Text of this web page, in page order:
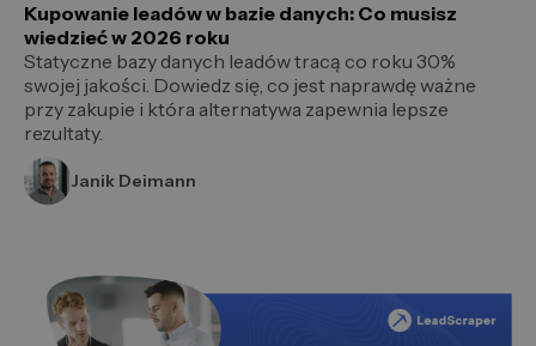
Kupowanie leadów w bazie danych: Co musisz
wiedzieć w 2026 roku
Statyczne bazy danych leadów tracą co roku 30%
swojej jakości. Dowiedz się, co jest naprawdę ważne
przy zakupie i która alternatywa zapewnia lepsze
rezultaty.
Janik Deimann